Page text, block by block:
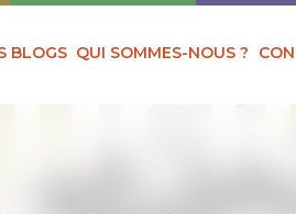
BLOGS QUI SOMMES-NOUS ?